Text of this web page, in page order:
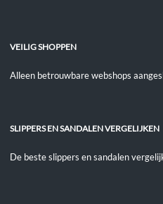
VEILIG SHOPPEN
Alleen betrouwbare webshops
SLIPPERS EN SANDALEN VERGELIJKEN
De beste slippers en sandalen